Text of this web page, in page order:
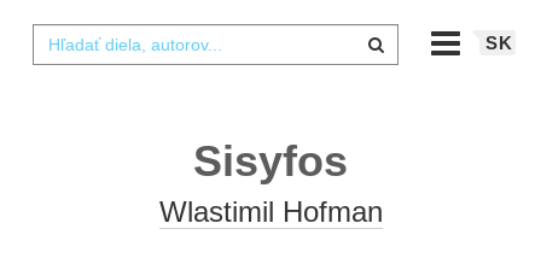
SK
Sisyfos
Wlastimil Hofman